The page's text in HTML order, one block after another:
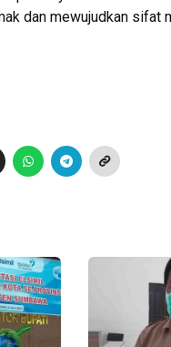
dan mewujudkan sifat